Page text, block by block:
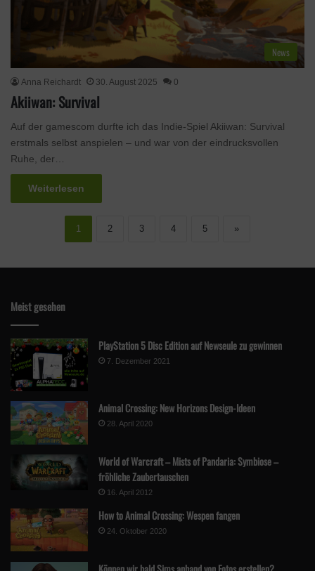
News
Anna Reichardt 30. August 2025 0
Akiiwan: Survival
Auf der gamescom durfte ich das Indie-Spiel Akiiwan: Survival
erstmals selbst anspielen – und war von der eindrucksvollen
Ruhe, der…
Weiterlesen
1 2 3 4 5 »
Meist gesehen
PlayStation 5 Disc Edition auf Newseule zu gewinnen
7. Dezember 2021
Animal Crossing: New Horizons Design-Ideen
28. April 2020
World of Warcraft – Mists of Pandaria: Symbiose –
fröhliche Zaubertauschen
16. April 2012
How to Animal Crossing: Wespen fangen
24. Oktober 2020